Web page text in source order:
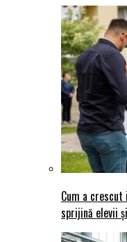
Cum a
sprijină elevii